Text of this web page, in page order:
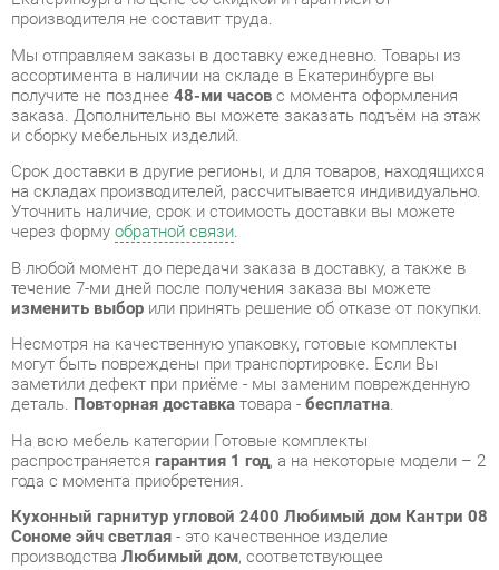
заказа. Дополнительно вы можете заказать подъём на этаж
и сборку мебельных изделий.
Срок доставки в другие регионы, и для товаров, находящихся
на складах производителей, рассчитывается индивидуально.
Уточнить наличие, срок и стоимость доставки вы можете
через формуобратной связи.
течение 7-ми дней после получения заказа вы можете
изменить выборили принять решение об отказе от покупки.
Несмотря на качественную упаковку, готовые комплекты
заметили дефект при приёме - мы заменим поврежденную
деталь.Повторная доставкатовара -бесплатна.
На всю мебель категории Готовые комплекты
распространяетсягарантия 1 год, а на некоторые модели – 2
года с момента приобретения.
Кухонный гарнитур угловой 2400 Любимый дом Кантри 08
Сономе эйч светлая- это качественное изделие
производстваЛюбимый дом, соответствующее
современному государственному стандарту.
Надеемся, вы останетесь довольны вашим приобретением, и
будем рады, если вы оставите отзыв об опыте его
использования, который поможет сориентироваться нашим
будущим покупателям.